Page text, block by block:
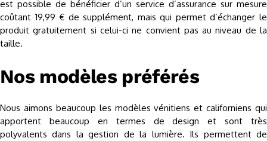
est possible de bénéficier d’un service d’assurance sur mesure
coûtant 19,99 € de supplément, mais qui permet d’échanger le
produit gratuitement si celui-ci ne convient pas au niveau de la
taille.
Nos modèles préférés
Nous aimons beaucoup les modèles vénitiens et californiens qui
apportent beaucoup en termes de design et sont très
polyvalents dans la gestion de la lumière. Ils permettent de